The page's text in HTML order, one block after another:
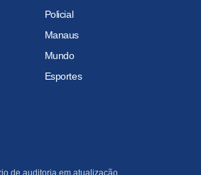
Policial
Manaus
Mundo
Esportes
de auditoria em atualização